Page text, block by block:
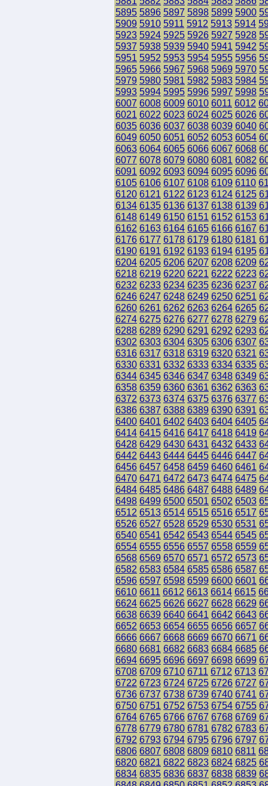
5895 5896 5897 5898 5899 5900
5909 5910 5911 5912 5913 5914
5923 5924 5925 5926 5927 5928
5937 5938 5939 5940 5941 5942
5951 5952 5953 5954 5955 5956
5965 5966 5967 5968 5969 5970
5979 5980 5981 5982 5983 5984
5993 5994 5995 5996 5997 5998
6007 6008 6009 6010 6011 6012
6021 6022 6023 6024 6025 6026
6035 6036 6037 6038 6039 6040
6049 6050 6051 6052 6053 6054
6063 6064 6065 6066 6067 6068
6077 6078 6079 6080 6081 6082
6091 6092 6093 6094 6095 6096
6105 6106 6107 6108 6109 6110
6120 6121 6122 6123 6124 6125
6134 6135 6136 6137 6138 6139
6148 6149 6150 6151 6152 6153
6162 6163 6164 6165 6166 6167
6176 6177 6178 6179 6180 6181
6190 6191 6192 6193 6194 6195
6204 6205 6206 6207 6208 6209
6218 6219 6220 6221 6222 6223
6232 6233 6234 6235 6236 6237
6246 6247 6248 6249 6250 6251
6260 6261 6262 6263 6264 6265
6274 6275 6276 6277 6278 6279
6288 6289 6290 6291 6292 6293
6302 6303 6304 6305 6306 6307
6316 6317 6318 6319 6320 6321
6330 6331 6332 6333 6334 6335
6344 6345 6346 6347 6348 6349
6358 6359 6360 6361 6362 6363
6372 6373 6374 6375 6376 6377
6386 6387 6388 6389 6390 6391
6400 6401 6402 6403 6404 6405
6414 6415 6416 6417 6418 6419
6428 6429 6430 6431 6432 6433
6442 6443 6444 6445 6446 6447
6456 6457 6458 6459 6460 6461
6470 6471 6472 6473 6474 6475
6484 6485 6486 6487 6488 6489
6498 6499 6500 6501 6502 6503
6512 6513 6514 6515 6516 6517
6526 6527 6528 6529 6530 6531
6540 6541 6542 6543 6544 6545
6554 6555 6556 6557 6558 6559
6568 6569 6570 6571 6572 6573
6582 6583 6584 6585 6586 6587
6596 6597 6598 6599 6600 6601
6610 6611 6612 6613 6614 6615
6624 6625 6626 6627 6628 6629
6638 6639 6640 6641 6642 6643
6652 6653 6654 6655 6656 6657
6666 6667 6668 6669 6670 6671
6680 6681 6682 6683 6684 6685
6694 6695 6696 6697 6698 6699
6708 6709 6710 6711 6712 6713
6722 6723 6724 6725 6726 6727
6736 6737 6738 6739 6740 6741
6750 6751 6752 6753 6754 6755
6764 6765 6766 6767 6768 6769
6778 6779 6780 6781 6782 6783
6792 6793 6794 6795 6796 6797
6806 6807 6808 6809 6810 6811
6820 6821 6822 6823 6824 6825
6834 6835 6836 6837 6838 6839